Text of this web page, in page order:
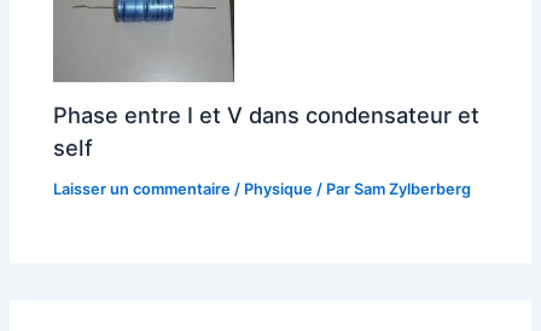
Phase entre I et V dans condensateur et
self
Laisser un commentaire / Physique / ParSam Zylberberg